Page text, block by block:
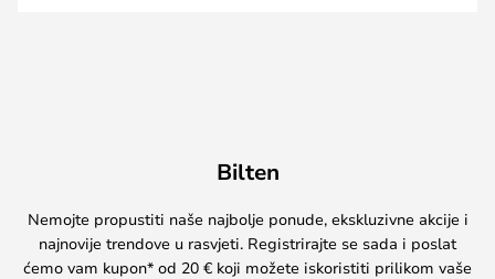
Bilten
Nemojte propustiti naše najbolje ponude, ekskluzivne akcije i
najnovije trendove u rasvjeti. Registrirajte se sada i poslat
ćemo vam kupon* od 20 € koji možete iskoristiti prilikom vaše